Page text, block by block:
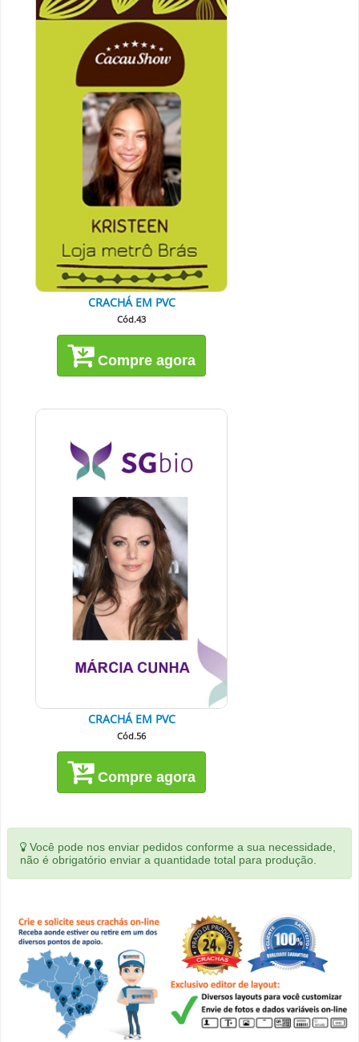
CRACHÁ EM PVC
Cód.43
Compre agora
CRACHÁ EM PVC
Cód.56
Compre agora
Você pode nos enviar pedidos conforme a sua necessidade,
não é obrigatório enviar a quantidade total para produção.